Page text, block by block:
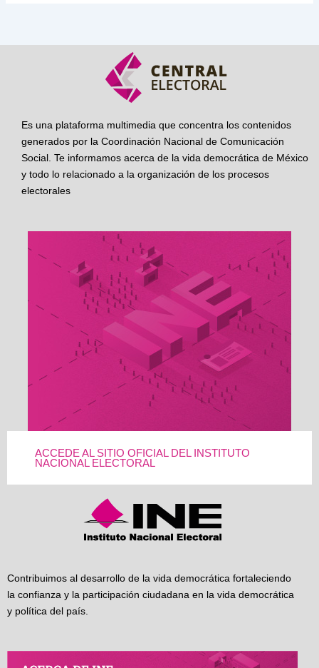
Es una plataforma multimedia que concentra los contenidos
generados por la Coordinación Nacional de Comunicación
Social. Te informamos acerca de la vida democrática de México
y todo lo relacionado a la organización de los procesos
electorales
ACCEDE AL SITIO OFICIAL DEL INSTITUTO
NACIONAL ELECTORAL
Contribuimos al desarrollo de la vida democrática fortaleciendo
la confianza y la participación ciudadana en la vida democrática
y política del país.